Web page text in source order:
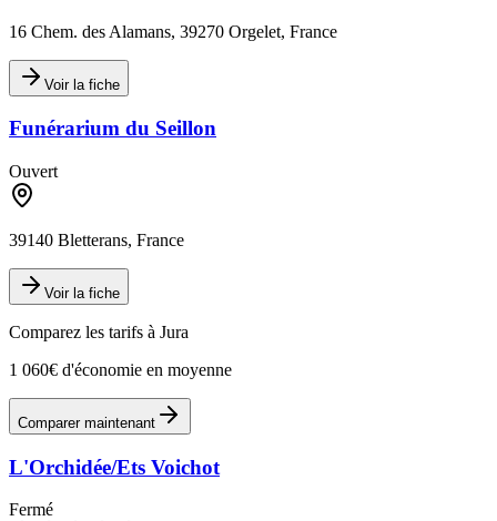
16 Chem. des Alamans, 39270 Orgelet, France
Voir la fiche
Funérarium du Seillon
Ouvert
39140 Bletterans, France
Voir la fiche
Comparez les tarifs à Jura
1 060€ d'économie en moyenne
Comparer maintenant
L'Orchidée/Ets Voichot
Fermé